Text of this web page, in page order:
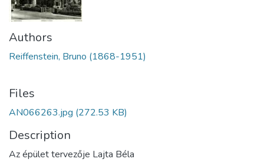
Authors
Reiffenstein, Bruno (1868-1951)
Files
AN066263.jpg (272.53 KB)
Description
Az épület tervezője Lajta Béla